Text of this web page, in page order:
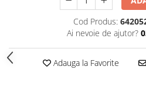
Accesorii de balotat
Asomatoare animale si capse
Saci de rafie, saci raschel
Unelte
Cod Produs:
Ai nevoie de ajutor?
Adauga la Favorite